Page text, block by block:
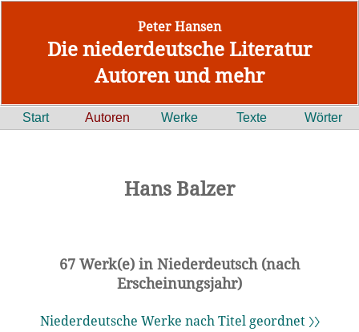
Peter Hansen
Die niederdeutsche Literatur
Autoren und mehr
Start Autoren Werke Texte Wörter
Hans Balzer
67 Werk(e) in Niederdeutsch (nach
Erscheinungsjahr)
Niederdeutsche Werke nach Titel geordnet 〉〉